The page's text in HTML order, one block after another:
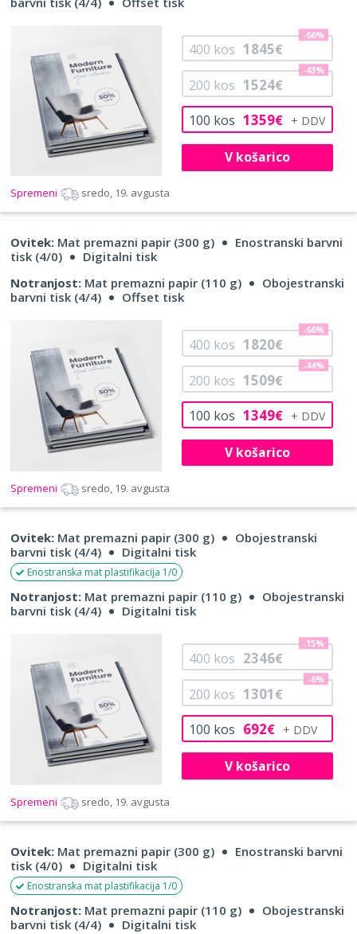
100 kos 1359€
200 kos 1524€
-43%
400 kos 1845€
-66%
V košarico
Spremeni sredo, 19. avgusta
Ovitek: Mat premazni papir (300 g)
Enostranski barvni
tisk (4/0)
Digitalni tisk
Notranjost: Mat premazni papir (110 g)
Obojestranski
barvni tisk (4/4)
Offset tisk
100 kos 1349€
200 kos 1509€
-44%
400 kos 1820€
-66%
V košarico
Spremeni sredo, 19. avgusta
Ovitek: Mat premazni papir (300 g)
Obojestranski
barvni tisk (4/4)
Digitalni tisk
Enostranska mat plastifikacija 1/0
Notranjost: Mat premazni papir (110 g)
Obojestranski
barvni tisk (4/4)
Digitalni tisk
100 kos 692€
200 kos 1301€
-6%
400 kos 2346€
-15%
V košarico
Spremeni sredo, 19. avgusta
Ovitek: Mat premazni papir (300 g)
Enostranski barvni
tisk (4/0)
Digitalni tisk
Enostranska mat plastifikacija 1/0
Notranjost: Mat premazni papir (110 g)
Obojestranski
barvni tisk (4/4)
Digitalni tisk